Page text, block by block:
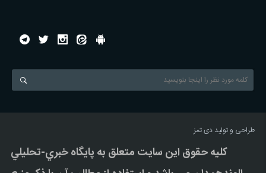
طراحی و تولیددی تمز
کليه حقوق اين سايت متعلق به پایگاه خبري-تحليلي